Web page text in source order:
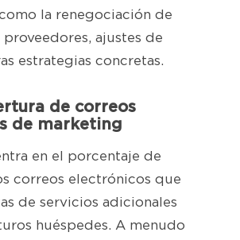
la renegociación de
ajustes de
estrategias concretas.
de correos
de marketing
en el porcentaje de
correos electrónicos que
de servicios adicionales
huéspedes. A menudo